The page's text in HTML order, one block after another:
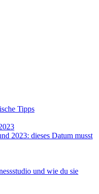
Tipps
2023: dieses Datum musst
und wie du sie